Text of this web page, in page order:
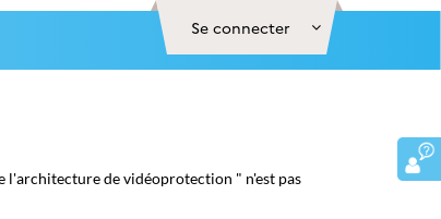
Se connecter
l'architecture de vidéoprotection " n'est pas